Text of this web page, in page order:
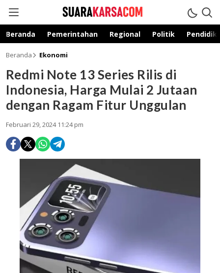
suarakarsa.com
Informasi terpercaya
Beranda Pemerintahan Regional Politik
Beranda Ekonomi
Redmi Note 13 Series Rilis di
Indonesia, Harga Mulai 2 Jutaan
dengan Ragam Fitur Unggulan
Februari 29, 2024 11:24 pm